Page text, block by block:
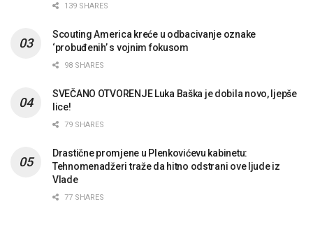
139 SHARES
Scouting America kreće u odbacivanje oznake
‘probuđenih’ s vojnim fokusom
98 SHARES
SVEČANO OTVORENJE Luka Baška je dobila novo, ljepše
lice!
79 SHARES
Drastične promjene u Plenkovićevu kabinetu:
Tehnomenadžeri traže da hitno odstrani ove ljude iz
Vlade
77 SHARES